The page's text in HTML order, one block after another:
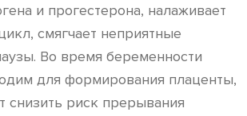
и прогестерона, налаживает
смягчает неприятные
Во время беременности
для формирования плаценты,
снизить риск прерывания